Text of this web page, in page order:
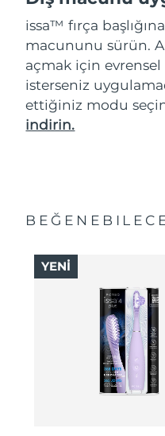
issa™ fırça
macununu sürün.
açmak için evrensel
isterseniz
ettiğiniz modu
indirin.
YENİ